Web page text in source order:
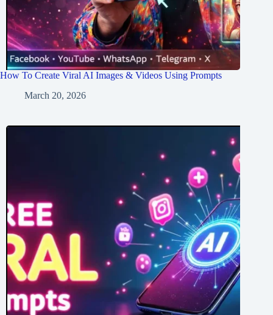
How To Create Viral AI Images & Videos Using Prompts
March 20, 2026